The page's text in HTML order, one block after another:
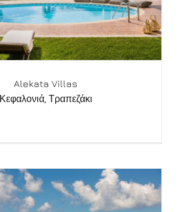
Alekata Villas
Κεφαλονιά, Τραπεζάκι